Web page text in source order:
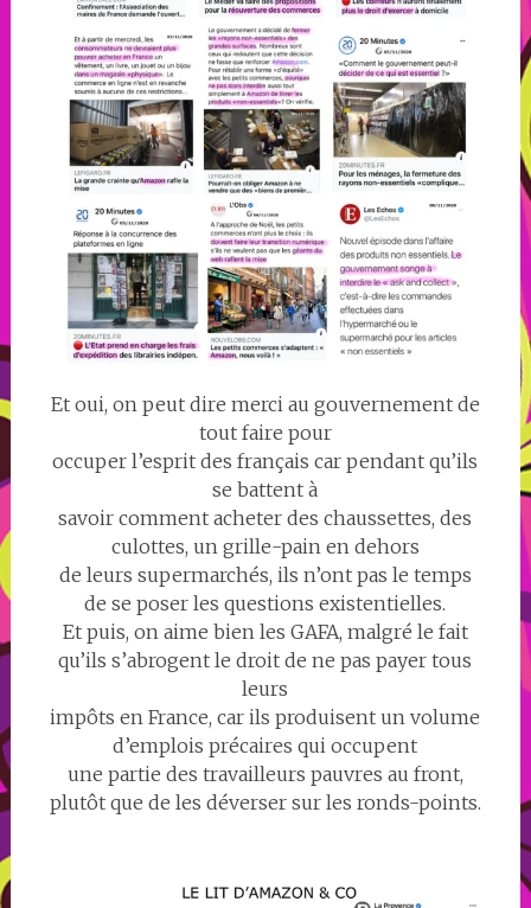
Et oui, on peut dire merci au gouvernement de
tout faire pour
occuper l’esprit des français car pendant qu’ils
se battent à
savoir comment acheter des chaussettes, des
culottes, un grille-pain en dehors
de leurs supermarchés, ils n’ont pas le temps
de se poser les questions existentielles.
Et puis, on aime bien les GAFA, malgré le fait
qu’ils s’abrogent le droit de ne pas payer tous
leurs
impôts en France, car ils produisent un volume
d’emplois précaires qui occupent
une partie des travailleurs pauvres au front,
plutôt que de les déverser sur les ronds-points.